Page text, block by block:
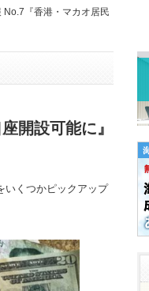
No.7『香港・マカオ居民
開設可能に』
いくつかピックアップ